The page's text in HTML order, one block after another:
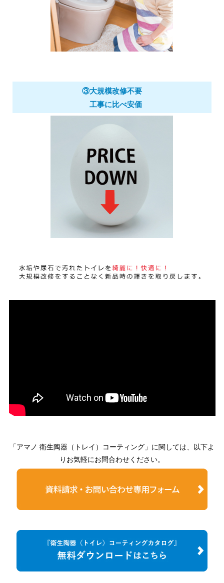
③大規模改修不要
工事に比べ安価
「アマノ 衛生陶器（トレイ）コーティング」に関しては、以下よ
りお気軽にお問合わせください。